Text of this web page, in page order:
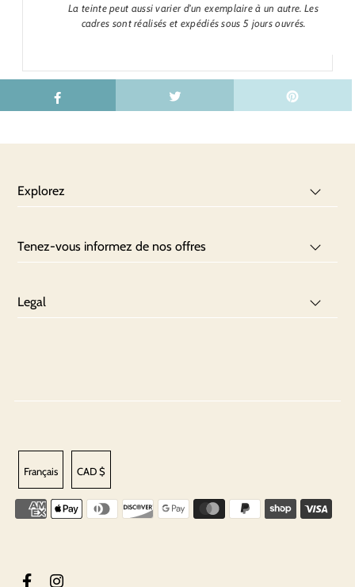
La teinte peut aussi varier d'un exemplaire à un autre. Les
cadres sont réalisés et expédiés sous 5 jours ouvrés.
Explorez
Tenez-vous informez de nos offres
Legal
Français CAD $